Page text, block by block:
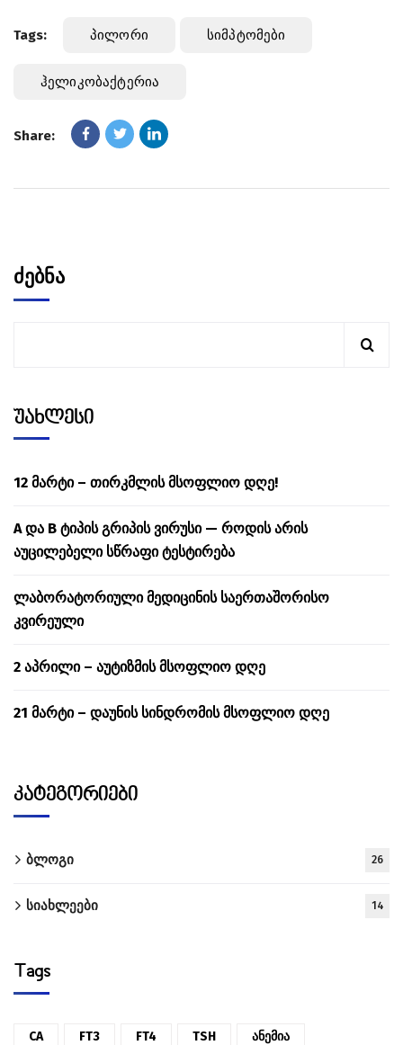
Tags: Პილორი Სიმპტომები
Ჰელიკობაქტერია
Share:
ძებნა
უახლესი
12 მარტი – თირკმლის მსოფლიო დღე!
A და B ტიპის გრიპის ვირუსი — როდის არის
აუცილებელი სწრაფი ტესტირება
ლაბორატორიული მედიცინის საერთაშორისო
კვირეული
2 აპრილი – აუტიზმის მსოფლიო დღე
21 მარტი – დაუნის სინდრომის მსოფლიო დღე
კატეგორიები
ბლოგი 26
სიახლეები 14
Tags
CA FT3 FT4 TSH Ანემია